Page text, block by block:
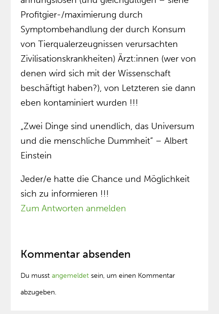
Profitgier-/maximierung durch
Symptombehandlung der durch Konsum
von Tierqualerzeugnissen verursachten
Zivilisationskrankheiten) Ärzt:innen (wer von
denen wird sich mit der Wissenschaft
beschäftigt haben?), von Letzteren sie dann
eben kontaminiert wurden !!!
„Zwei Dinge sind unendlich, das Universum
und die menschliche Dummheit” – Albert
Einstein
Jeder/e hatte die Chance und Möglichkeit
sich zu informieren !!!
Zum Antworten anmelden
Kommentar absenden
Du musstangemeldet sein, um einen Kommentar
abzugeben.